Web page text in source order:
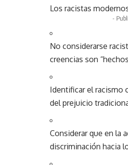
Los racistas
-
No considerarse
creencias son
Identificar el racismo
del prejuicio
Considerar que en la
discriminación hacia